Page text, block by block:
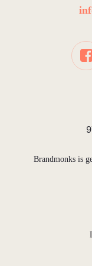
Brandmonks is